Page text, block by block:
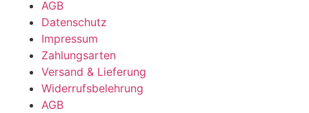
AGB
Datenschutz
Impressum
Zahlungsarten
Versand & Lieferung
Widerrufsbelehrung
AGB